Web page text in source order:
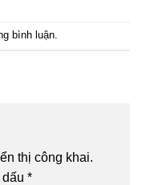
bình luận.
thị công khai.
*